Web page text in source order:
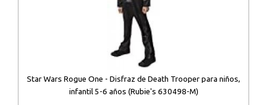
Star Wars Rogue One - Disfraz de Death Trooper para niños,
infantil 5-6 años (Rubie's 630498-M)